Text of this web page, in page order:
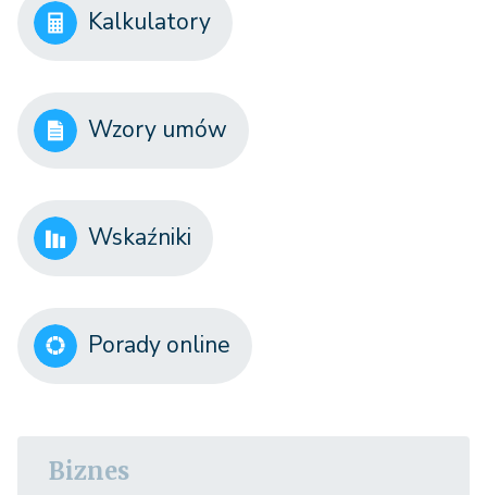
Kalkulatory
Wzory umów
Wskaźniki
Porady online
Biznes